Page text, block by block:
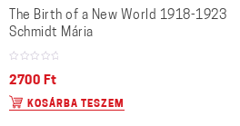
The Birth of a New World 1918-1923
Schmidt Mária
2700 Ft
KOSÁRBA TESZEM